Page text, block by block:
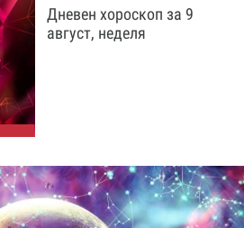
Дневен хороскоп за 9
август, неделя